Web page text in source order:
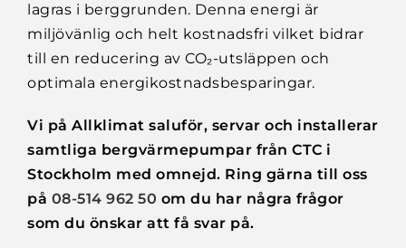
lagras i berggrunden. Denna energi är
miljövänlig och helt kostnadsfri vilket bidrar
till en reducering av CO₂-utsläppen och
optimala energikostnadsbesparingar.
Vi på Allklimat saluför, servar och installerar
samtliga bergvärmepumpar från CTC i
Stockholm med omnejd. Ring gärna till oss
på 08-514 962 50 om du har några frågor
som du önskar att få svar på.